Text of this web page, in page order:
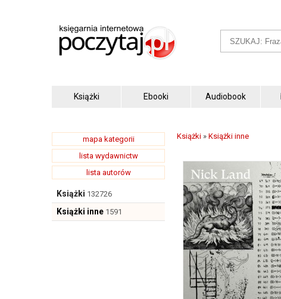
Książki Ebooki Audiobook
mapa kategorii
lista wydawnictw
lista autorów
Książki 132726
Książki inne 1591
Książki » Książki inne